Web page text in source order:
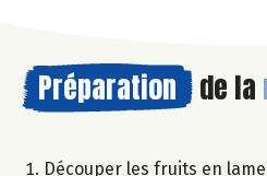
Préparation de la
Découper les fruits en